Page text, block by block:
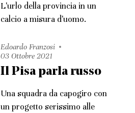
L'urlo della provincia in un
calcio a misura d'uomo.
Edoardo Franzosi
03 Ottobre 2021
Il Pisa parla russo
Una squadra da capogiro con
un progetto serissimo alle